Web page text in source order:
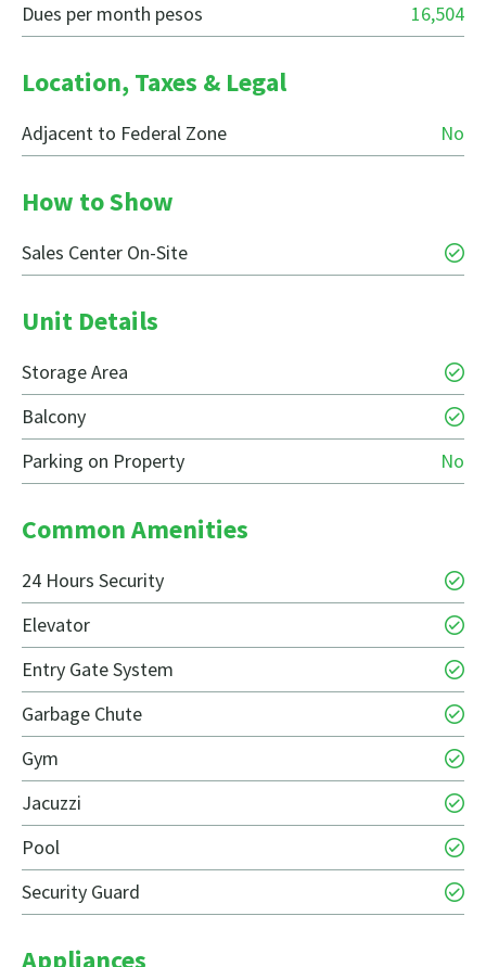
Dues per month pesos
16,504
Location, Taxes & Legal
Adjacent to Federal Zone No
How to Show
Sales Center On-Site
Unit Details
Storage Area
Balcony
Parking on Property
No
Common Amenities
24 Hours Security
Elevator
Entry Gate System
Garbage Chute
Gym
Jacuzzi
Pool
Security Guard
Appliances